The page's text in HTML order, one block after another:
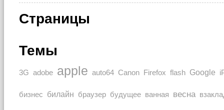
Страницы
Темы
3G adobe apple auto64 Canon Firefox flash Google
бизнес билайн браузер будущее ванная весна